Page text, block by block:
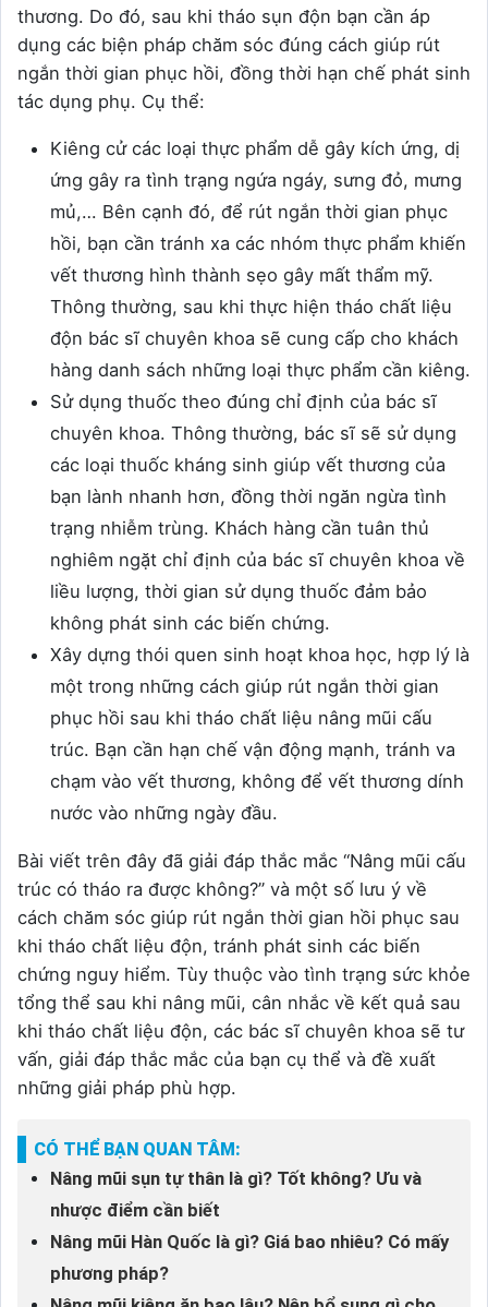
thương. Do đó, sau khi tháo sụn độn bạn cần áp
dụng các biện pháp chăm sóc đúng cách giúp rút
ngắn thời gian phục hồi, đồng thời hạn chế phát sinh
tác dụng phụ. Cụ thể:
Kiêng cử các loại thực phẩm dễ gây kích ứng, dị
ứng gây ra tình trạng ngứa ngáy, sưng đỏ, mưng
mủ,… Bên cạnh đó, để rút ngắn thời gian phục
hồi, bạn cần tránh xa các nhóm thực phẩm khiến
vết thương hình thành sẹo gây mất thẩm mỹ.
Thông thường, sau khi thực hiện tháo chất liệu
độn bác sĩ chuyên khoa sẽ cung cấp cho khách
hàng danh sách những loại thực phẩm cần kiêng.
Sử dụng thuốc theo đúng chỉ định của bác sĩ
chuyên khoa. Thông thường, bác sĩ sẽ sử dụng
các loại thuốc kháng sinh giúp vết thương của
bạn lành nhanh hơn, đồng thời ngăn ngừa tình
trạng nhiễm trùng. Khách hàng cần tuân thủ
nghiêm ngặt chỉ định của bác sĩ chuyên khoa về
liều lượng, thời gian sử dụng thuốc đảm bảo
không phát sinh các biến chứng.
Xây dựng thói quen sinh hoạt khoa học, hợp lý là
một trong những cách giúp rút ngắn thời gian
phục hồi sau khi tháo chất liệu nâng mũi cấu
trúc. Bạn cần hạn chế vận động mạnh, tránh va
chạm vào vết thương, không để vết thương dính
nước vào những ngày đầu.
Bài viết trên đây đã giải đáp thắc mắc “Nâng mũi cấu
trúc có tháo ra được không?” và một số lưu ý về
cách chăm sóc giúp rút ngắn thời gian hồi phục sau
khi tháo chất liệu độn, tránh phát sinh các biến
chứng nguy hiểm. Tùy thuộc vào tình trạng sức khỏe
tổng thể sau khi nâng mũi, cân nhắc về kết quả sau
khi tháo chất liệu độn, các bác sĩ chuyên khoa sẽ tư
vấn, giải đáp thắc mắc của bạn cụ thể và đề xuất
những giải pháp phù hợp.
CÓ THỂ BẠN QUAN TÂM:
Nâng mũi sụn tự thân là gì? Tốt không? Ưu và
nhược điểm cần biết
Nâng mũi Hàn Quốc là gì? Giá bao nhiêu? Có mấy
phương pháp?